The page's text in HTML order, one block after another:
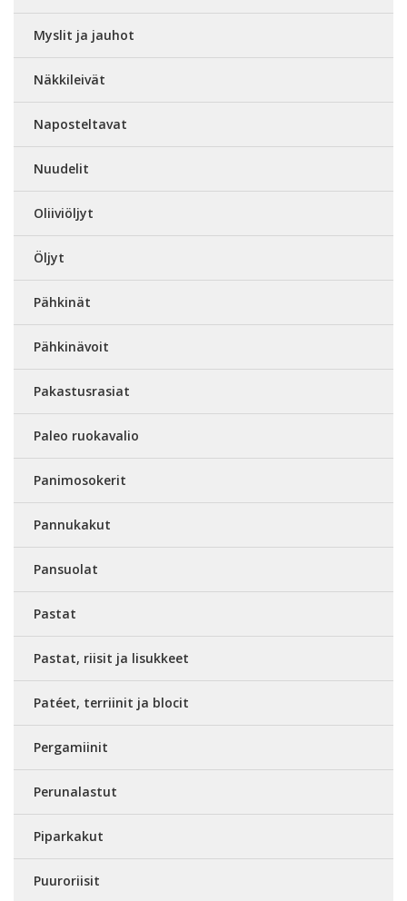
Myslit ja jauhot
Näkkileivät
Naposteltavat
Nuudelit
Oliiviöljyt
Öljyt
Pähkinät
Pähkinävoit
Pakastusrasiat
Paleo ruokavalio
Panimosokerit
Pannukakut
Pansuolat
Pastat
Pastat, riisit ja lisukkeet
Patéet, terriinit ja blocit
Pergamiinit
Perunalastut
Piparkakut
Puuroriisit